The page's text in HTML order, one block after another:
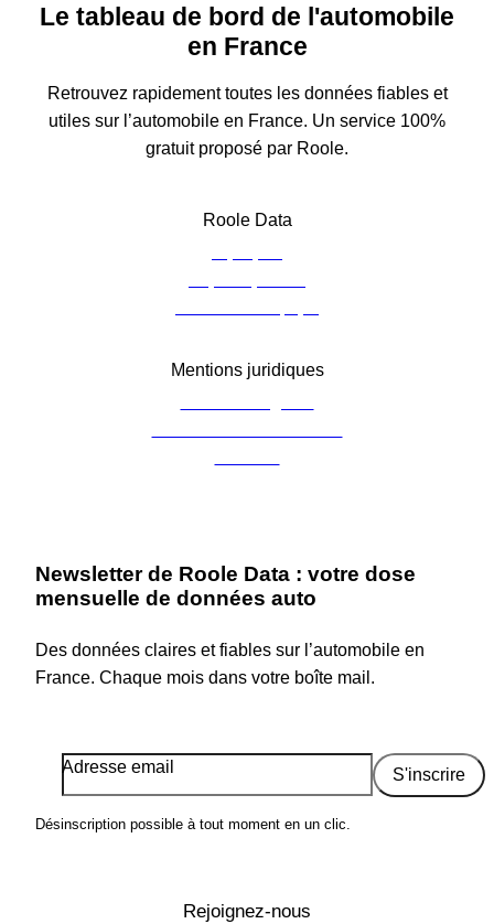
Le tableau de bord de l'automobile
en France
Retrouvez rapidement toutes les données fiables et
utiles sur l’automobile en France. Un service 100%
gratuit proposé par Roole.
Roole Data
Mentions juridiques
Newsletter de Roole Data : votre dose
mensuelle de données auto
Des données claires et fiables sur l’automobile en
France. Chaque mois dans votre boîte mail.
S'inscrire
Adresse email
Désinscription possible à tout moment en un clic.
Rejoignez-nous